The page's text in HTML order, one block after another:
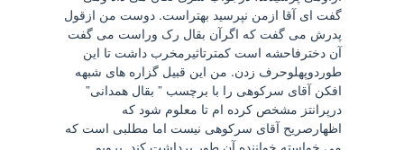
گفت ای آقا ازمن نپرسید بهتراست. دوست من ازقول
پدرش می گفت که اگرآن بقال رک وراست می گفت
آن دخترفاحشه است کمترتاثیرمخرب داشت تا این
طوردوپهلوحرف زدن. من این قبیل گزاره های شبهه
افکن آقای سرکوهی را با برچسب ” بقال همدانی”
درپرانتز مشخص کرده ام تا معلوم شود که
اظهارصریح آقای سرکوهی نیست اما مطلبی است که
می خواسته خواننده آن طور برداشت کند. برویم